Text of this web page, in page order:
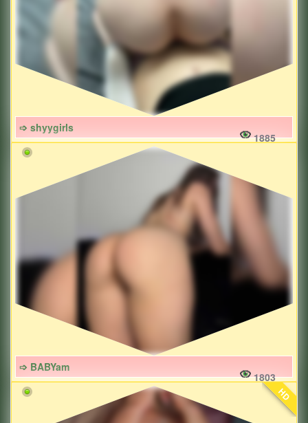
➩ shyygirls
1885
➩ BABYam
1803
HD